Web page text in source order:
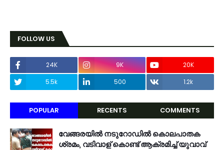
FOLLOW US
24K 9K
20K
5.5k
500 1.2k
POPULAR RECENTS COMMENTS
വേങ്ങരയിൽ നടുറോഡിൽ കൊലപാതക
ശ്രമം, വടിവാള് കൊണ്ട് ആക്രമിച്ച് യുവാവ്